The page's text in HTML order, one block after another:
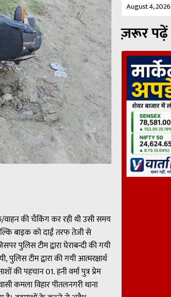
वाहन की चैकिंग कर रही थी उसी समय
बाइक को दाईं तरफ तेजी से
पुलिस टीम द्वारा घेराबन्दी की गयी
टीम द्वारा की गयी आत्मरक्षार्थ
पहचान 01. हनी वर्मा पुत्र प्रेम
कमला विहार पीतलनगरी थाना
August 4, 2026
ज़रूर पढ़ें